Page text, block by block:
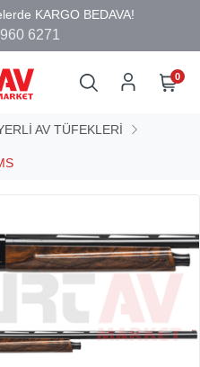
6271
0
AV TÜFEKLERİ